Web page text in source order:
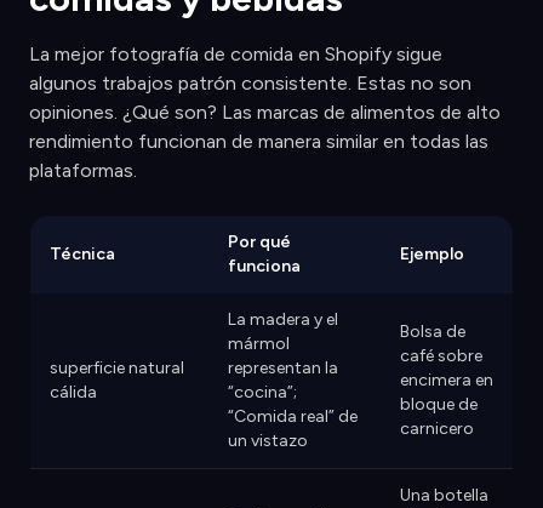
La mejor fotografía de comida en Shopify sigue
algunos trabajos patrón consistente. Estas no son
opiniones. ¿Qué son? Las marcas de alimentos de alto
rendimiento funcionan de manera similar en todas las
plataformas.
Técnica
Por qué
funciona
Ejemplo
superficie natural
cálida
La madera y el
mármol
representan la
“cocina”;
“Comida real” de
un vistazo
Bolsa de
café sobre
encimera en
bloque de
carnicero
Una botella